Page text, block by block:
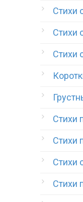
Стихи
Стихи
Стихи
Стихи
Стихи
Стихи
Стихи